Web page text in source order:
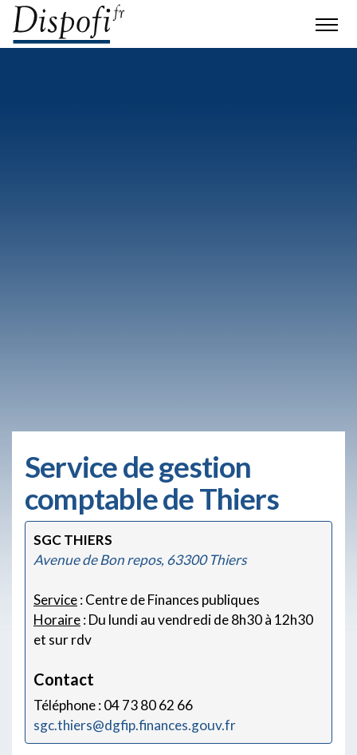
Service de gestion
comptable de Thiers
SGC THIERS
Avenue de Bon repos, 63300 Thiers
Service: Centre de Finances publiques
Horaire: Du lundi au vendredi de 8h30 à 12h30
et sur rdv
Contact
Téléphone : 04 73 80 62 66
sgc.thiers@dgfip.finances.gouv.fr